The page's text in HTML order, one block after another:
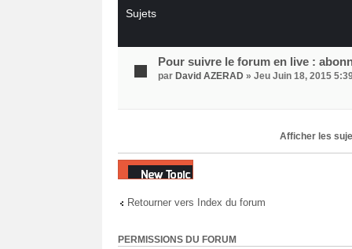
Sujets
Pour suivre le forum en live :
par David AZERAD » Jeu Juin 18, 2015
Afficher les
Écrire un nouveau sujet
Retourner vers Index du forum
PERMISSIONS DU FORUM